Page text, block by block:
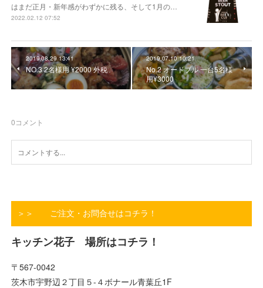
はまだ正月・新年感がわずかに残る、そして1月の…
2022.02.12 07:52
2019.08.29 13:41
NO.3 2名様用 ¥2000 外税
2019.07.10 10:21
No.2 オードブル 一台5名様
用¥3000
0コメント
＞＞ ご注文・お問合せはコチラ！
キッチン花子 場所はコチラ！
〒567-0042
茨木市宇野辺２丁目５-４ボナール青葉丘1F